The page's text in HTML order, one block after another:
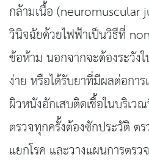
กล้ามเนื้อ (neuromuscular
วินิจฉัยด้วยไฟฟ้าเป็นวิธีที่
ข้อห้าม นอกจากจะต้องระวัง
ง่าย หรือได้รับยาที่มีผลต่อกา
ผิวหนังอักเสบติดเชื้อในบริเว
ตรวจทุกครั้งต้องซักประวัติ ต
แยกโรค และวางแผนการตรวจ